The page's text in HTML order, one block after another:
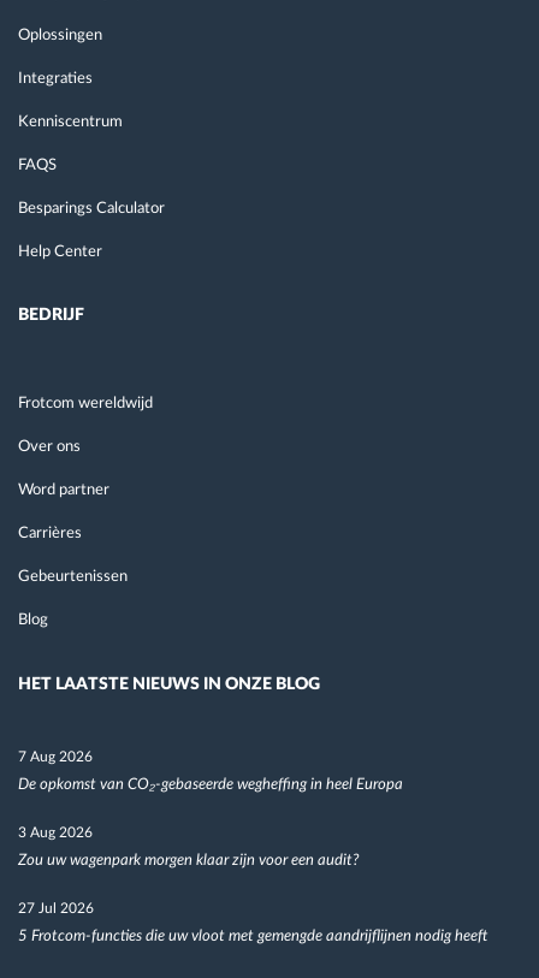
Oplossingen
Integraties
Kenniscentrum
FAQS
Besparings Calculator
Help Center
BEDRIJF
Frotcom wereldwijd
Over ons
Word partner
Carrières
Gebeurtenissen
Blog
HET LAATSTE NIEUWS IN ONZE BLOG
7 Aug 2026
De opkomst van CO₂-gebaseerde wegheffing in heel Europa
3 Aug 2026
Zou uw wagenpark morgen klaar zijn voor een audit?
27 Jul 2026
5 Frotcom-functies die uw vloot met gemengde aandrijflijnen nodig heeft